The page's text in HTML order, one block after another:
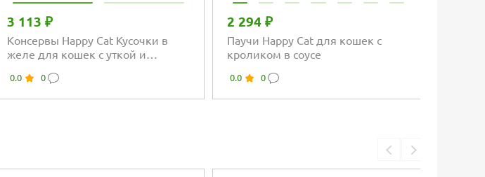
3 113 ₽
Консервы Happy Cat Кусочки в
желе для кошек с уткой и
0.0 0
2 294 ₽
Паучи Happy Cat для кошек с
кроликом в соусе
0.0 0